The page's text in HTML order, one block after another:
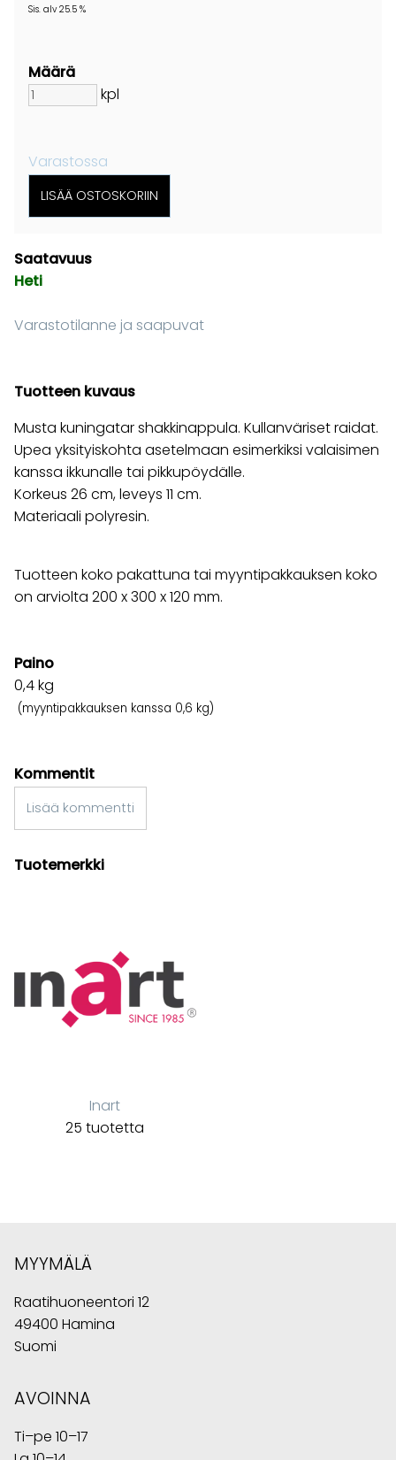
Sis. alv 25.5 %
Määrä
kpl
Varastossa
Saatavuus
Heti
Varastotilanne ja saapuvat
Tuotteen kuvaus
Musta kuningatar shakkinappula. Kullanväriset raidat.
Upea yksityiskohta asetelmaan esimerkiksi valaisimen
kanssa ikkunalle tai pikkupöydälle.
Korkeus 26 cm, leveys 11 cm.
Materiaali polyresin.
Tuotteen koko pakattuna tai myyntipakkauksen koko
on arviolta 200 x 300 x 120 mm.
Paino
0,4kg
(myyntipakkauksen kanssa 0,6 kg)
Kommentit
Lisää kommentti
Tuotemerkki
Inart
25 tuotetta
MYYMÄLÄ
Raatihuoneentori 12
49400 Hamina
Suomi
AVOINNA
Ti–pe 10–17